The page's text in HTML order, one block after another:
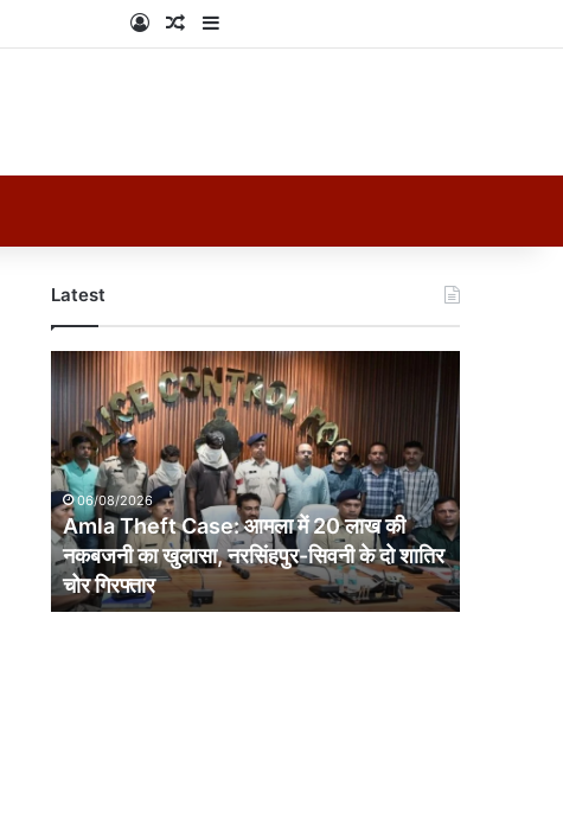
Log InRandom Article
Sidebar
Latest
Amla
Theft
Case:
आमला
में
20
लाख
की
नकबजनी
का
खुलासा,
06/08/2026
Amla Theft Case: आमला में 20 लाख की
नकबजनी का खुलासा, नरसिंहपुर-सिवनी के दो शातिर
चोर गिरफ्तार